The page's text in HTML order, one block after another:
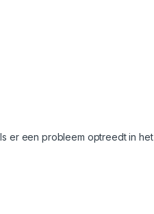
er een probleem optreedt in het